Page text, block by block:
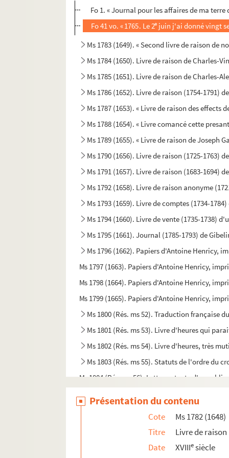
Fo 1. « Journal pour les affaires de ma
Fo 41 vo. « 1765. Le 2e juin j'ai donné vingt
Ms 1783 (1649). « Second livre de raison de
Ms 1784 (1650). Livre de raison de Charles-
Ms 1785 (1651). Livre de raison de Charles-
Ms 1786 (1652). Livre de raison (1754-1791)
Ms 1787 (1653). « Livre de raison des
Ms 1788 (1654). « Livre comancé cette
Ms 1789 (1655). « Livre de raison de Joseph
Ms 1790 (1656). Livre de raison (1725-1763)
Ms 1791 (1657). Livre de raison (1683-1694)
Ms 1792 (1658). Livre de raison anonyme
Ms 1793 (1659). Livre de comptes (1734-
Ms 1794 (1660). Livre de vente (1735-1738)
Ms 1795 (1661). Journal (1785-1793) de
Ms 1796 (1662). Papiers d'Antoine Henricy,
Ms 1797 (1663). Papiers d'Antoine Henricy,
Ms 1798 (1664). Papiers d'Antoine Henricy,
Ms 1799 (1665). Papiers d'Antoine Henricy,
Ms 1800 (Rés. ms 52). Traduction française
Ms 1801 (Rés. ms 53). Livre d'heures qui
Ms 1802 (Rés. ms 54). Livre d'heures, très
Ms 1803 (Rés. ms 55). Statuts de l'ordre du
Ms 1804 (Rés. ms 56). Lettre patente
Ms 1805 (Rés. ms 57 bis). Acte notarié, en
Présentation du contenu
Cote
Ms 1782 (1648)
Titre
Livre de
Date
XVIIIesiècle